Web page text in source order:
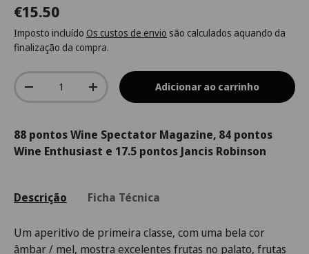
€15.50
Imposto incluído Os custos de envio são calculados aquando da
finalização da compra.
Qtd.
-
+ Adicionar ao carrinho
88 pontos Wine Spectator Magazine, 84 pontos
Wine Enthusiast e 17.5 pontos Jancis Robinson
Descrição Ficha Técnica
Um aperitivo de primeira classe, com uma bela cor
âmbar / mel, mostra excelentes frutas no palato, frutas